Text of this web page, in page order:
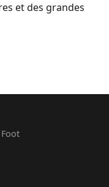
et des grandes